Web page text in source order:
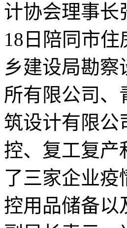
计协会理事长
18日陪同市
乡建设局勘
所有限公司、
筑设计有限公
控、复工复产
了三家企业疫
控用品储备以